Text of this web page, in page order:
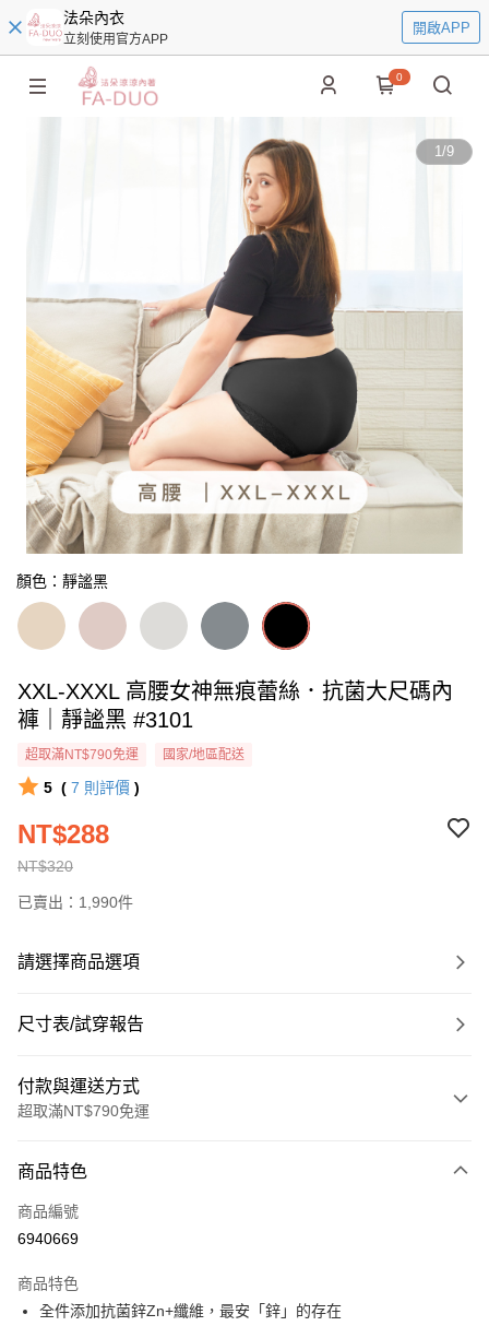
法朵內衣
立刻使用官方APP
開啟APP
0
1/9
顏色：靜謐黑
XXL-XXXL 高腰女神無痕蕾絲．抗菌大尺碼內
褲｜靜謐黑 #3101
超取滿NT$790免運 國家/地區配送
5 ( 7 則評價 )
NT$320
NT$288
已賣出：1,990件
請選擇商品選項
尺寸表/試穿報告
付款與運送方式
超取滿NT$790免運
信用卡一次付款
超商取貨付款
Apple Pay
商品特色
商品編號
6940669
商品特色
全件添加抗菌鋅Zn+纖維，最安「鋅」的存在